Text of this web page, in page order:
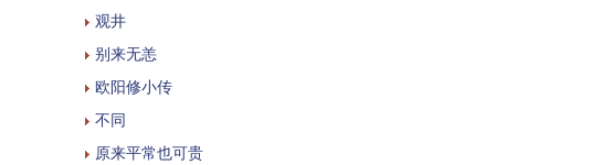
观井
别来无恙
欧阳修小传
不同
原来平常也可贵